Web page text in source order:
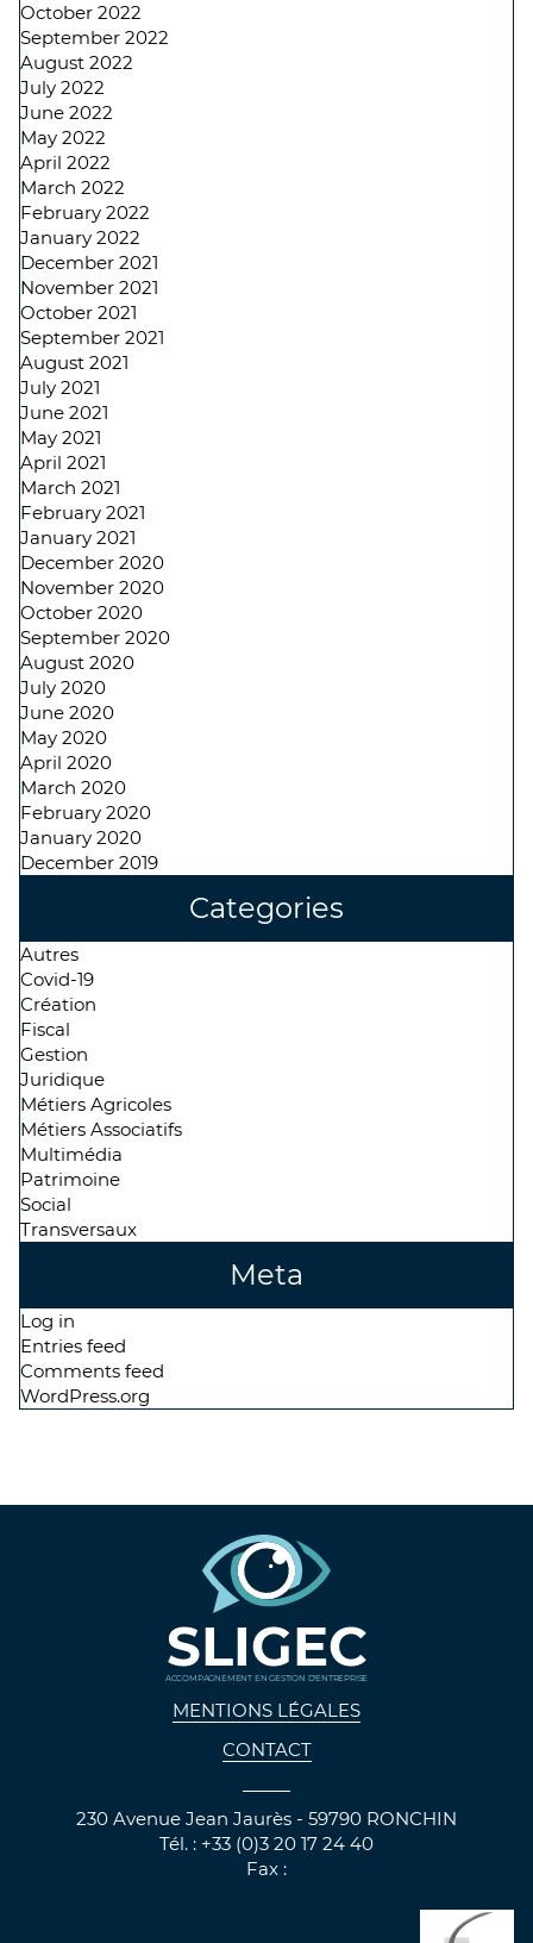
October 2022
September 2022
August 2022
July 2022
June 2022
May 2022
April 2022
March 2022
February 2022
January 2022
December 2021
November 2021
October 2021
September 2021
August 2021
July 2021
June 2021
May 2021
April 2021
March 2021
February 2021
January 2021
December 2020
November 2020
October 2020
September 2020
August 2020
July 2020
June 2020
May 2020
April 2020
March 2020
February 2020
January 2020
December 2019
Categories
Autres
Covid-19
Création
Fiscal
Gestion
Juridique
Métiers Agricoles
Métiers Associatifs
Multimédia
Patrimoine
Social
Transversaux
Meta
Log in
Entries feed
Comments feed
WordPress.org
SLIGEC
ACCOMPAGNEMENT EN GESTION D'ENTREPRISE
MENTIONS LÉGALES
CONTACT
230 Avenue Jean Jaurès - 59790 RONCHIN
Tél. : +33 (0)3 20 17 24 40
Fax :